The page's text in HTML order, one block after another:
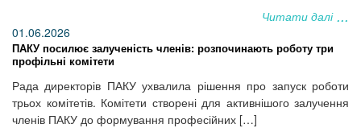
Читати далі
01.06.2026
ПАКУ посилює залученість членів: розпочинають роботу три
профільні комітети
Рада директорів ПАКУ ухвалила рішення про запуск роботи
трьох комітетів. Комітети створені для активнішого залучення
членів ПАКУ до формування професійних […]